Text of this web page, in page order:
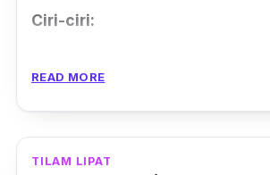
Ciri-ciri:
dan seorang atau dua orang
Materialtilam ini sangat lembut
READ MORE
TILAM LIPAT